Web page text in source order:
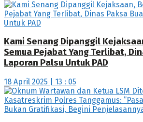
Kami Senang Dipanggil
Semua Pejabat Yang Terlibat,
Laporan Palsu Untuk PAD
18 April 2025 | 13 : 05